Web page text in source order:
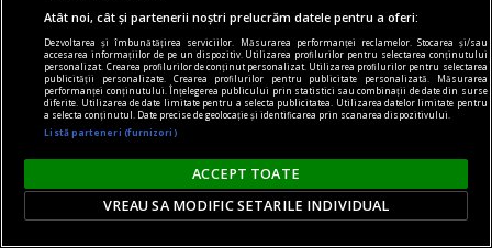
Şansa de a face lucrurile de la capăt
După părerea mea, este vorba despre un
parcurs mai consistent decît cel pe care îl urmau
Atât noi, cât și partenerii noștri prelucrăm datele pentru a oferi:
Dezvoltarea și îmbunătățirea serviciilor. Măsurarea performanței reclamelor. Stocarea și/sau
accesarea informațiilor de pe un dispozitiv. Utilizarea profilurilor pentru selectarea conținutului
personalizat. Crearea profilurilor de conținut personalizat. Utilizarea profilurilor pentru selectarea
publicității personalizate. Crearea profilurilor pentru publicitate personalizată. Măsurarea
performanței conținutului. Înțelegerea publicului prin statistici sau combinații de date din surse
diferite. Utilizarea de date limitate pentru a selecta publicitatea. Utilizarea datelor limitate pentru
a selecta conținutul. Date precise de geolocație și identificarea prin scanarea dispozitivului.
Listă parteneri (furnizori)
ACCEPT TOATE
VREAU SA MODIFIC SETARILE INDIVIDUAL